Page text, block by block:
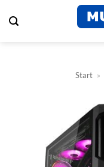
Inhalt
Start »